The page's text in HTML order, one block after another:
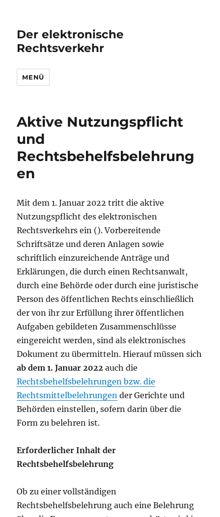
Der elektronische
Rechtsverkehr
MENÜ
Aktive Nutzungspflicht
und
Rechtsbehelfsbelehrung
en
Mit dem 1. Januar 2022 tritt die aktive
Nutzungspflicht des elektronischen
Rechtsverkehrs ein (). Vorbereitende
Schriftsätze und deren Anlagen sowie
schriftlich einzureichende Anträge und
Erklärungen, die durch einen Rechtsanwalt,
durch eine Behörde oder durch eine juristische
Person des öffentlichen Rechts einschließlich
der von ihr zur Erfüllung ihrer öffentlichen
Aufgaben gebildeten Zusammenschlüsse
eingereicht werden, sind als elektronisches
Dokument zu übermitteln. Hierauf müssen sich
ab dem 1. Januar 2022 auch die
Rechtsbehelfsbelehrungen bzw. die
Rechtsmittelbelehrungen der Gerichte und
Behörden einstellen, sofern darin über die
Form zu belehren ist.
Erforderlicher Inhalt der
Rechtsbehelfsbelehrung
Ob zu einer vollständigen
Rechtsbehelfsbelehrung auch eine Belehrung